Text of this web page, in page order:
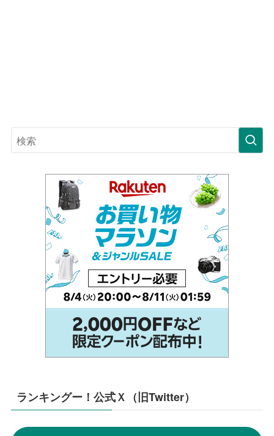
ランキングー！公式Ｘ（旧Twitter）